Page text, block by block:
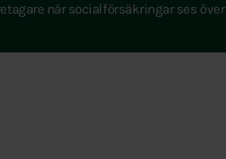
när socialförsäkringar ses över